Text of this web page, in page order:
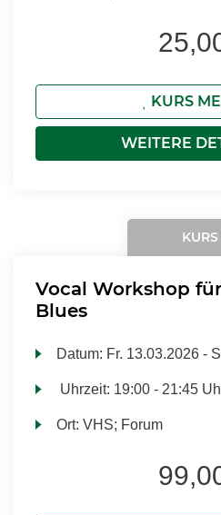
KURS
WEITERE
Vocal Workshop
Blues
Datum: Fr. 13.03.2026 -
Uhrzeit: 19:00 - 21:45
Ort:VHS; Forum